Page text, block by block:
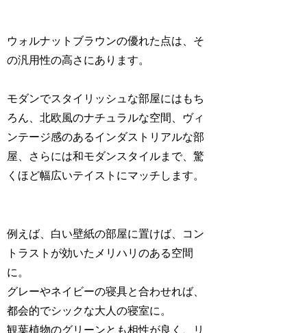
ウォルナットブラウンの優れた点は、そ
の汎用性の高さにあります。
モダンでスタイリッシュな部屋にはもち
ろん、北欧風のナチュラルな空間、ヴィ
ンテージ感のあるインダストリアルな部
屋、さらには和モダンスタイルまで、驚
くほど幅広いテイストにマッチします。
例えば、白い壁紙の部屋に置けば、コン
トラストが効いたメリハリのある空間
に。
グレーやネイビーの寝具と合わせれば、
都会的でシックな大人の寝室に。
観葉植物のグリーンとも相性が良く、リ